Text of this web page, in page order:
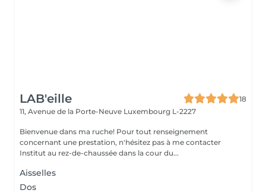
LAB'eille
18
11, Avenue de la Porte-Neuve Luxembourg L-2227
Bienvenue dans ma ruche! Pour tout renseignement
concernant une prestation, n'hésitez pas à me contacter
Institut au rez-de-chaussée dans la cour du...
Aisselles
Dos